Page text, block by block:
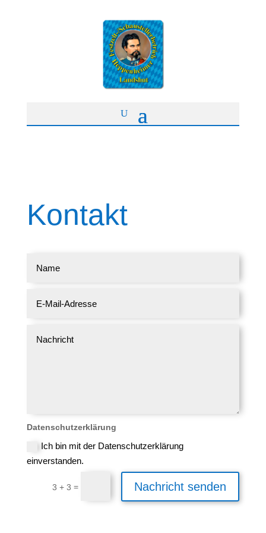
Kontakt
Datenschutzerklärung
Ich bin mit der Datenschutzerklärung
einverstanden.
3 + 3 = Nachricht senden